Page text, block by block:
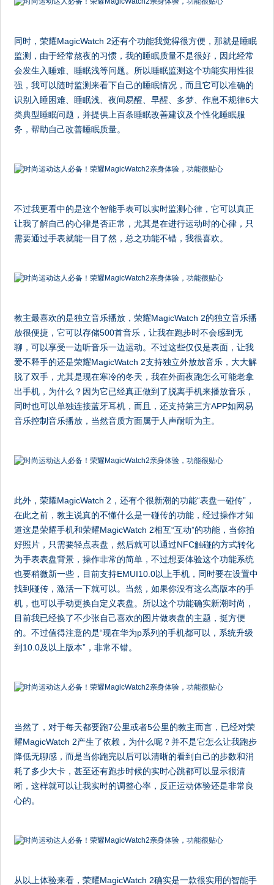
同时，荣耀MagicWatch 2还有个功能我觉得很方便，那就是睡眠
监测，由于经常熬夜的习惯，我的睡眠质量不是很好，因此经常
会发生入睡难、睡眠浅等问题。所以睡眠监测这个功能实用性很
强，我可以随时监测来看下自己的睡眠情况，而且它可以准确的
识别入睡困难、睡眠浅、夜间易醒、早醒、多梦、作息不规律6大
类典型睡眠问题，并提供上百条睡眠改善建议及个性化睡眠服
务，帮助自己改善睡眠质量。
不过我更看中的是这个智能手表可以实时监测心律，它可以真正
让我了解自己的心律是否正常，尤其是在进行运动时的心律，只
需要通过手表就能一目了然，总之功能不错，我很喜欢。
教主最喜欢的是独立音乐播放，荣耀MagicWatch 2的独立音乐播
放很便捷，它可以存储500首音乐，让我在跑步时不会感到无
聊，可以享受一边听音乐一边运动。不过这些仅仅是表面，让我
爱不释手的还是荣耀MagicWatch 2支持独立外放放音乐，大大解
脱了双手，尤其是现在寒冷的冬天，我在外面夜跑怎么可能老拿
出手机，为什么？因为它已经真正做到了脱离手机来播放音乐，
同时也可以单独连接蓝牙耳机，而且，还支持第三方APP如网易
音乐控制音乐播放，当然音质方面属于人声耐听为主。
此外，荣耀MagicWatch 2，还有个很新潮的功能“表盘一碰传”，
在此之前，教主说真的不懂什么是一碰传的功能，经过操作才知
道这是荣耀手机和荣耀MagicWatch 2相互“互动”的功能，当你拍
好照片，只需要轻点表盘，然后就可以通过NFC触碰的方式转化
为手表表盘背景，操作非常的简单，不过想要体验这个功能系统
也要稍微新一些，目前支持EMUI10.0以上手机，同时要在设置中
找到碰传，激活一下就可以。当然，如果你没有这么高版本的手
机，也可以手动更换自定义表盘。所以这个功能确实新潮时尚，
目前我已经换了不少张自己喜欢的图片做表盘的主题，挺方便
的。不过值得注意的是“现在华为p系列的手机都可以，系统升级
到10.0及以上版本”，非常不错。
当然了，对于每天都要跑7公里或者5公里的教主而言，已经对荣
耀MagicWatch 2产生了依赖，为什么呢？并不是它怎么让我跑步
降低无聊感，而是当你跑完以后可以清晰的看到自己的步数和消
耗了多少大卡，甚至还有跑步时候的实时心跳都可以显示很清
晰，这样就可以让我实时的调整心率，反正运动体验还是非常良
心的。
从以上体验来看，荣耀MagicWatch 2确实是一款很实用的智能手